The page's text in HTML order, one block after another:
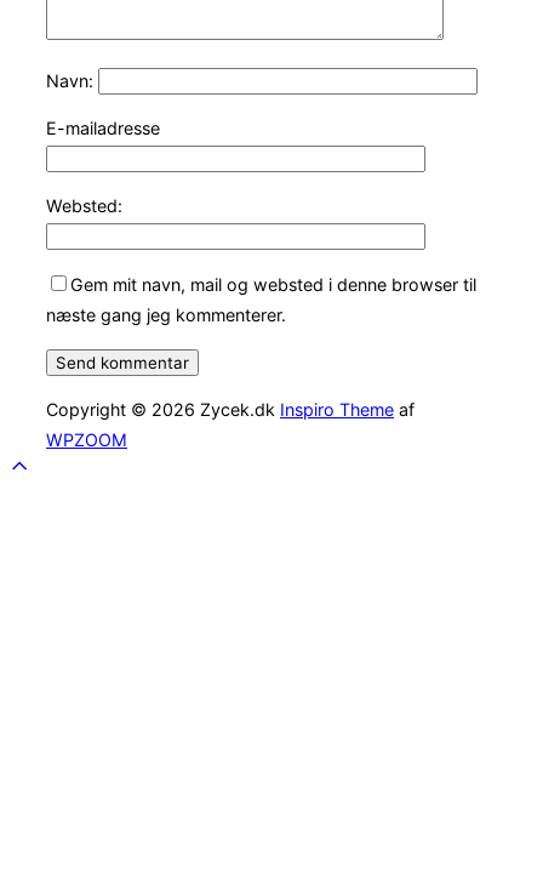
Navn:
E-mailadresse
Websted:
Gem mit navn, mail og websted i denne browser til
næste gang jeg kommenterer.
Copyright © 2026 Zycek.dk Inspiro Theme af
WPZOOM